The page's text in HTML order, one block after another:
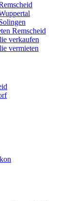
Remscheid
verkaufen
vermieten